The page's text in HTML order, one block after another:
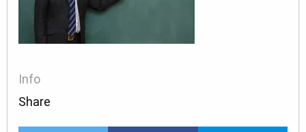
Info
Share